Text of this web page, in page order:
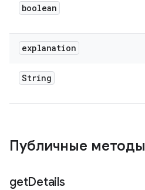
boolean
explanation
String
Публичные методы
getDetails